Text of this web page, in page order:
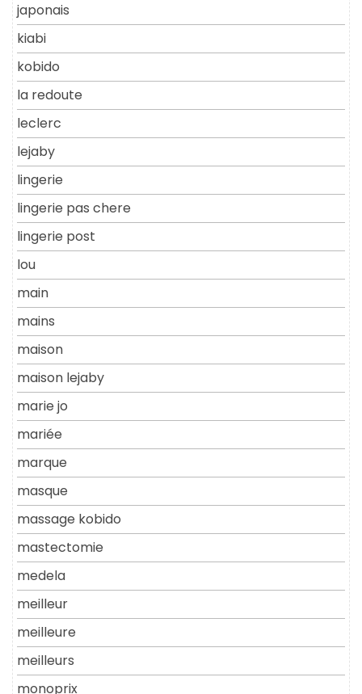
japonais
kiabi
kobido
la redoute
leclerc
lejaby
lingerie
lingerie pas chere
lingerie post
lou
main
mains
maison
maison lejaby
marie jo
mariée
marque
masque
massage kobido
mastectomie
medela
meilleur
meilleure
meilleurs
monoprix